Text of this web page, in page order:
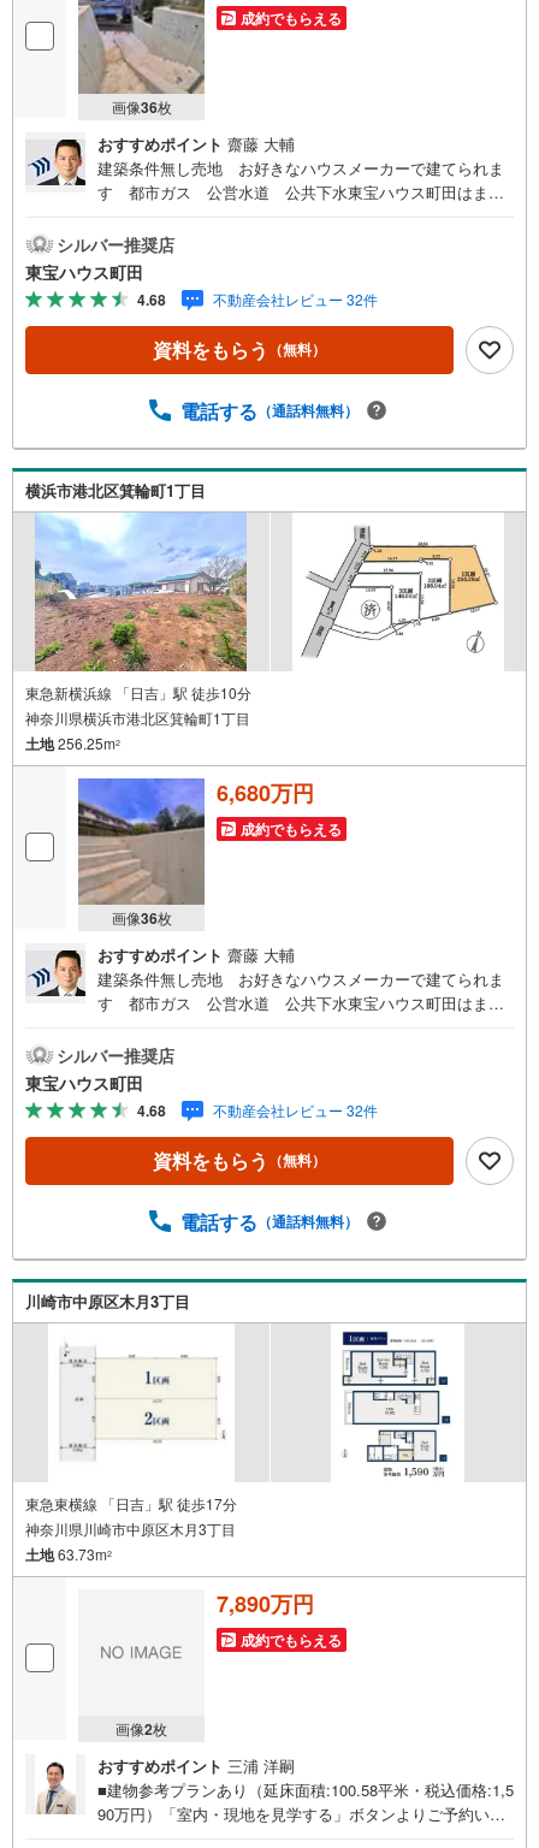
画像36枚
成約でもらえる
おすすめポイント 齋藤 大輔
建築条件無し売地 お好きなハウスメーカーで建てられま
す 都市ガス 公営水道 公共下水東宝ハウス町田はま
お客様のお話をきちんとお聞きし、しっかり話し合う
「心」のコミュニケーションが大切になります。だからこ
そ、それぞれのお客様にベストな「住まい」をご提案をす
ることができるのです。インターネット予約で当日見学が
可能！（1）［室内・現地を見学する］をクリック（2）本
日～4日以内をご希望の方は「ご要望・ご質問欄」に希望日
間期の売買仲介実績において、全国第9位の売買仲介実績で
てこれからも楽しく素敵なお家探しをお約束します。お家
探しを始めてみようと思われたらまずは、お気軽に東宝ハ
ウス町田に相談してみませんか？スタッフ一同お客様のお
問合せをお待ちしております。
シルバー推奨店
東宝ハウス町田
4.68 不動産会社レビュー 32件
資料をもらう （無料）
電話する （通話料無料）
横浜市港北区箕輪町1丁目
東急新横浜線 「日吉」駅 徒歩10分
神奈川県横浜市港北区箕輪町1丁目
土地256.25m2
画像36枚
6,680万円
成約でもらえる
おすすめポイント 齋藤 大輔
建築条件無し売地 お好きなハウスメーカーで建てられま
す 都市ガス 公営水道 公共下水東宝ハウス町田はま
お客様のお話をきちんとお聞きし、しっかり話し合う
「心」のコミュニケーションが大切になります。だからこ
そ、それぞれのお客様にベストな「住まい」をご提案をす
ることができるのです。インターネット予約で当日見学が
可能！（1）［室内・現地を見学する］をクリック（2）本
日～4日以内をご希望の方は「ご要望・ご質問欄」に希望日
間期の売買仲介実績において、全国第9位の売買仲介実績で
てこれからも楽しく素敵なお家探しをお約束します。お家
探しを始めてみようと思われたらまずは、お気軽に東宝ハ
ウス町田に相談してみませんか？スタッフ一同お客様のお
シルバー推奨店
東宝ハウス町田
4.68 不動産会社レビュー 32件
資料をもらう （無料）
電話する （通話料無料）
川崎市中原区木月3丁目
東急東横線 「日吉」駅 徒歩17分
神奈川県川崎市中原区木月3丁目
土地63.73m2
画像2枚
7,890万円
成約でもらえる
おすすめポイント 三浦 洋嗣
■建物参考プランあり（延床面積:100.58平米・税込価格:1,5
90万円）「室内・現地を見学する」ボタンよりご予約いた